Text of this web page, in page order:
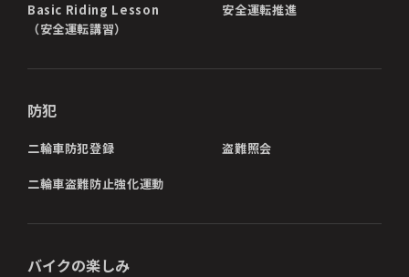
Basic Riding Lesson
（安全運転講習）
安全運転推進
防犯
二輪車防犯登録 盗難照会
二輪車盗難防止強化運動
バイクの楽しみ